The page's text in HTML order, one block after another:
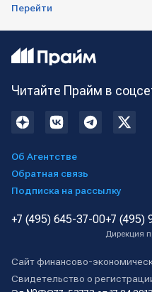
Перейти
Читайте Прайм в
Об Агентстве
Обратная связь
Подписка на рассылку
+7 (495) 645-37-00+7 (495)
Дирекция
Сайт финансово-
Свидетельство о